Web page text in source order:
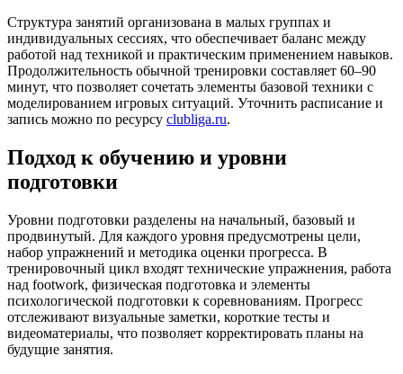
Структура занятий организована в малых группах и
индивидуальных сессиях, что обеспечивает баланс между
работой над техникой и практическим применением навыков.
Продолжительность обычной тренировки составляет 60–90
минут, что позволяет сочетать элементы базовой техники с
моделированием игровых ситуаций. Уточнить расписание и
запись можно по ресурсу clubliga.ru.
Подход к обучению и уровни
подготовки
Уровни подготовки разделены на начальный, базовый и
продвинутый. Для каждого уровня предусмотрены цели,
набор упражнений и методика оценки прогресса. В
тренировочный цикл входят технические упражнения, работа
над footwork, физическая подготовка и элементы
психологической подготовки к соревнованиям. Прогресс
отслеживают визуальные заметки, короткие тесты и
видеоматериалы, что позволяет корректировать планы на
будущие занятия.